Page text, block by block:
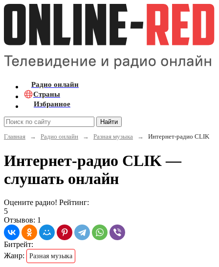
Радио онлайн
Страны
Избранное
Найти
Главная
→ Радио онлайн → Разная музыка → Интернет-радио CLIK
Интернет-радио CLIK —
слушать онлайн
Оцените радио! Рейтинг:
5
Отзывов: 1
Битрейт:
Жанр:
Разная музыка